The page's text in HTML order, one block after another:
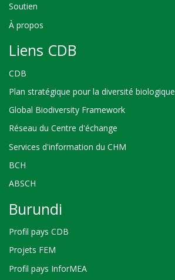
Soutien
À propos
Liens CDB
CDB
Plan stratégique pour la diversité biologique
Global Biodiversity Framework
Réseau du Centre d'échange
Services d'information du CHM
BCH
ABSCH
Burundi
Profil pays CDB
Projets FEM
Profil pays InforMEA